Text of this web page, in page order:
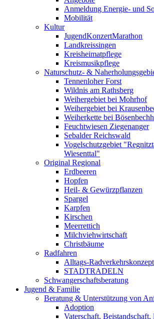
Anmeldung Energie- und
Mobilität
Kultur
JugendKonzertMarathon
Landkreissingen
Kreisheimatpflege
Kreismusikpflege
Naturschutz- &
Tennenloher Forst
Wildnis am Rathsberg
Weihergebiet bei Mohrhof
Weihergebiet bei
Weiherkette bei
Feuchtwiesen Ziegenanger
Sebalder Reichswald
Vogelschutzgebiet
Wiesenttal"
Original Regional
Erdbeeren
Hopfen
Heil- & Gewürzpflanzen
Spargel
Karpfen
Kirschen
Meerrettich
Milchviehwirtschaft
Christbäume
Radfahren
Alltags-Radverkehrskonzept
STADTRADELN
Schwangerschaftsberatung
Jugend & Familie
Beratung & Unterstützung von
Adoption
Vaterschaft,